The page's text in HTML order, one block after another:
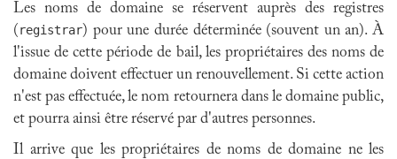
Les noms de domaine se réservent auprès des registres
( registrar) pour une durée déterminée (souvent un an). À
l'issue de cette période de bail, les propriétaires des noms de
domaine doivent effectuer un renouvellement. Si cette action
n'est pas effectuée, le nom retournera dans le domaine public,
et pourra ainsi être réservé par d'autres personnes.
Il arrive que les propriétaires de noms de domaine ne les